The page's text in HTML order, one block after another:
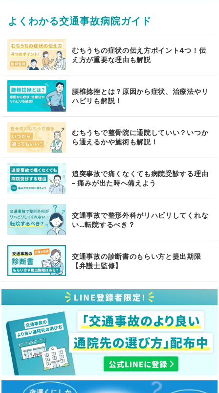
よくわかる交通事故病院ガイド
むちうちの症状の伝え方ポイント4つ！伝
え方が重要な理由も解説
腰椎捻挫とは？原因から症状、治療法やリ
ハビリも解説！
むちうちで整骨院に通院していい？いつか
ら通えるかや施術も解説！
追突事故で痛くなくても病院受診する理由
– 痛みが出た時へ備えよう
交通事故で整形外科がリハビリしてくれな
い…転院するべき？
交通事故の診断書のもらい方と提出期限
【弁護士監修】